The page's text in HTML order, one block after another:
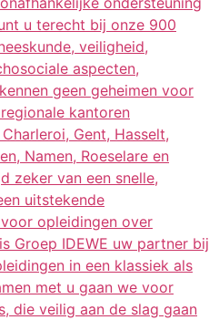
u terecht bij onze 900
veiligheid,
aspecten,
geen geheimen voor
kantoren
Gent, Hasselt,
Namen, Roeselare en
zeker van een snelle,
uitstekende
opleidingen over
Groep IDEWE uw partner bij
in een klassiek als
met u gaan we voor
die veilig aan de slag gaan